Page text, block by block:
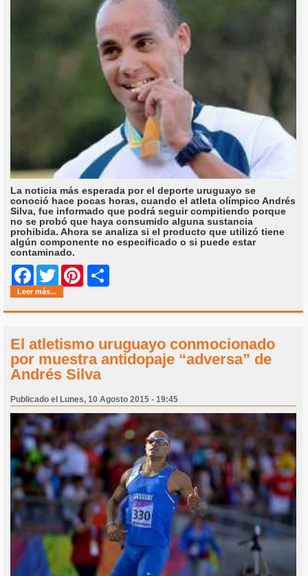
La noticia más esperada por el deporte uruguayo se
conoció hace pocas horas, cuando el atleta olímpico Andrés
Silva, fue informado que podrá seguir compitiendo porque
no se probó que haya consumido alguna sustancia
prohibida. Ahora se analiza si el producto que utilizó tiene
algún componente no especificado o si puede estar
contaminado.
Facebook
Twitter Pinterest
Leer más...
El atletismo uruguayo conmocionado
por muestra antidopaje “adversa” de
Andrés Silva
Publicado el Lunes, 10 Agosto 2015 - 19:45